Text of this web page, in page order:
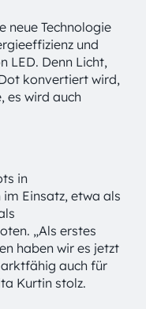
neue Technologie
und
LED. Denn Licht,
konvertiert wird,
es wird auch
in
Einsatz, etwa als
„Als erstes
haben wir es jetzt
auch für
Kurtin stolz.